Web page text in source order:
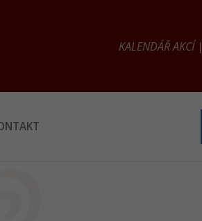
KALENDÁŘ AKCÍ|